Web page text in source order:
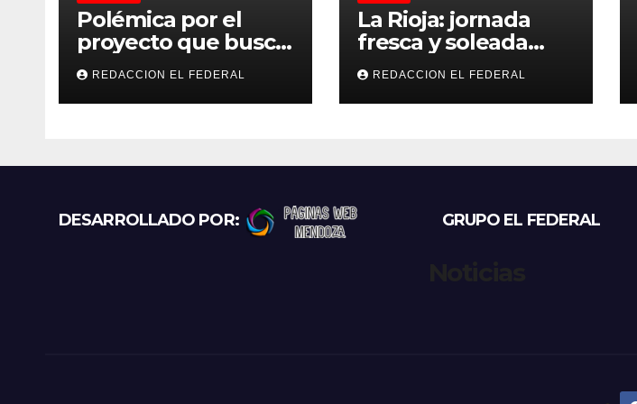
s
Polémica por el
proyecto que busca
regular criaderos y
refugios de perros y
gatos: denuncian
REDACCION EL FEDERAL
La Rioja: jornada
fresca y soleada
este jueves, con
temperaturas
estables para el
REDACCION EL FEDERAL
DESARROLLADO POR: GRUPO EL FEDERAL